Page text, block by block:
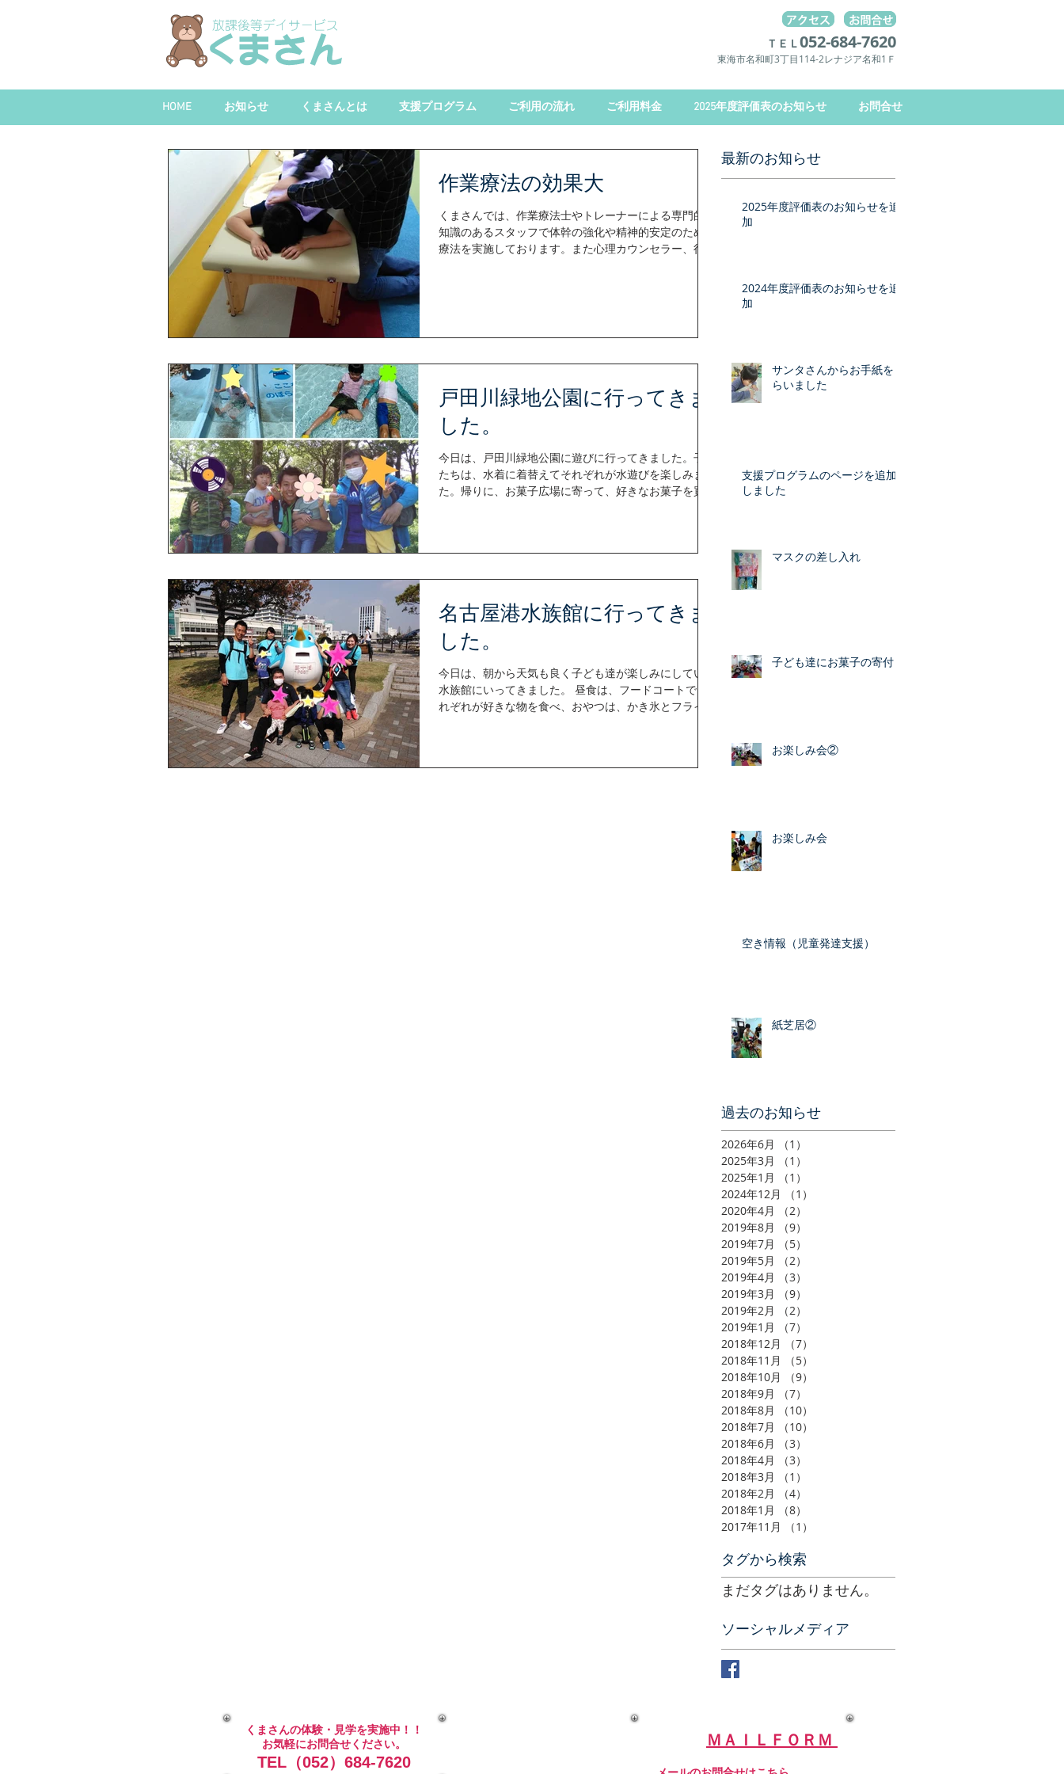
ＴＥＬ052-684-7620
東海市名和町3丁目114-2レナジア名和1Ｆ
HOME お知らせ くまさんとは 支援プログラム ご利用の流れ ご利用料金 2025年度評価表のお知らせ お問合せ
作業療法の効果大
くまさんでは、作業療法士やトレーナーによる専門的な
知識のあるスタッフで体幹の強化や精神的安定のための
療法を実施しております。また心理カウンセラー、行動
戸田川緑地公園に行ってきま
した。
今日は、戸田川緑地公園に遊びに行ってきました。子供
たちは、水着に着替えてそれぞれが水遊びを楽しみまし
た。帰りに、お菓子広場に寄って、好きなお菓子を買っ
名古屋港水族館に行ってきま
した。
今日は、朝から天気も良く子ども達が楽しみにしていた
水族館にいってきました。 昼食は、フードコートでそ
れぞれが好きな物を食べ、おやつは、かき氷とフライド
最新のお知らせ
2025年度評価表のお知らせを追
加
2024年度評価表のお知らせを追
加
サンタさんからお手紙をも
らいました
支援プログラムのページを追加
しました
マスクの差し入れ
子ども達にお菓子の寄付
お楽しみ会②
お楽しみ会
空き情報（児童発達支援）
紙芝居②
過去のお知らせ
2026年6月 （1）
2025年3月
（1）
2025年1月
（1）
2024年12月
（1）
2020年4月
（2）
2019年8月
（9）
2019年7月
（5）
2019年5月
（2）
2019年4月
（3）
2019年3月
（9）
2019年2月
（2）
2019年1月
（7）
2018年12月
（7）
2018年11月
（5）
2018年10月
（9）
2018年9月
（7）
2018年8月
（10）
2018年7月
（10）
2018年6月
（3）
2018年4月
（3）
2018年3月
（1）
2018年2月
（4）
2018年1月
（8）
2017年11月
（1）
タグから検索
まだタグはありません。
ソーシャルメディア
くまさんの体験・見学を実施中！！
お気軽にお問合せください。
TEL（052）684-7620
ＭＡＩＬＦＯＲＭ